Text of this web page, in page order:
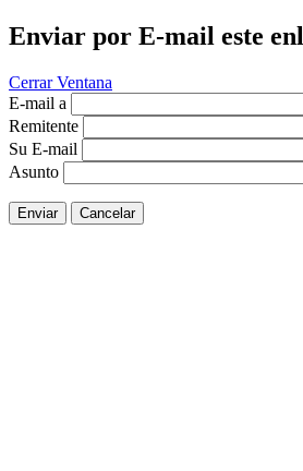
Enviar por E-mail este
Cerrar Ventana
E-mail a
Remitente
Su E-mail
Asunto
Enviar Cancelar